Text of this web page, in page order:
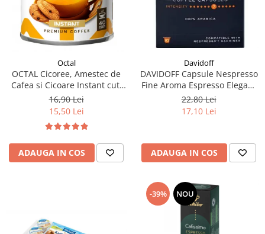
Octal
OCTAL Cicoree, Amestec de
Cafea si Cicoare Instant cut.
100g
16,90 Lei
15,50 Lei
ADAUGA IN COS
Davidoff
DAVIDOFF Capsule Nespresso
Fine Aroma Espresso Elegant
& Fragrant 10x5.5g
22,80 Lei
17,10 Lei
ADAUGA IN COS
-39% NOU